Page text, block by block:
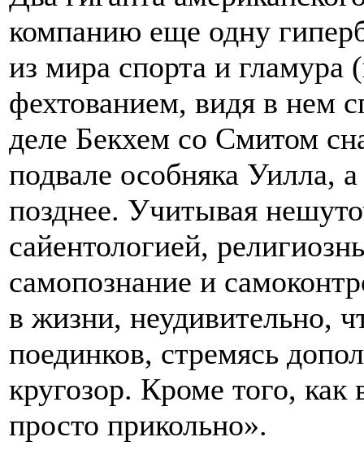
компанию еще одну
из мира спорта и гламура
фехтованием, видя в нем
деле Бекхем со Смитом
подвале особняка Уилла,
позднее. Учитывая
сайентологией,
самопознание и
в жизни, неудивительно,
поединков, стремясь
кругозор. Кроме того,
просто прикольно».